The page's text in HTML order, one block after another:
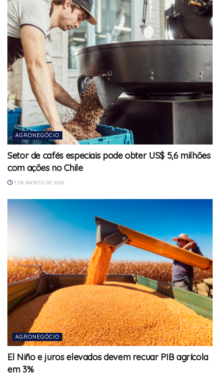
AGRONEGÓCIO
Setor de cafés especiais pode obter US$ 5,6 milhões
com ações no Chile
7 DE AGOSTO DE 2026
AGRONEGÓCIO
El Niño e juros elevados devem recuar PIB agrícola
em 3%